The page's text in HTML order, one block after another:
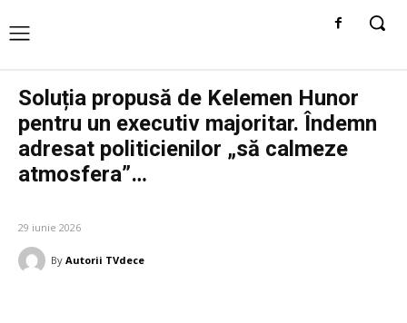
Soluția propusă de Kelemen Hunor
pentru un executiv majoritar. Îndemn
adresat politicienilor „să calmeze
atmosfera”…
29 iunie 2026
By Autorii TVdece